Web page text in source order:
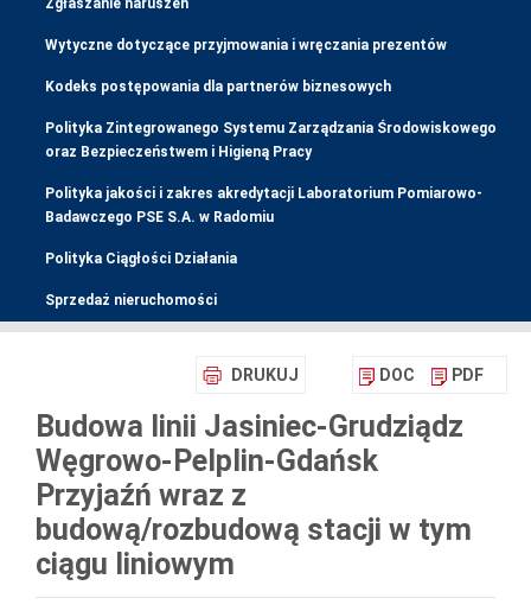
Zgłaszanie naruszeń
Wytyczne dotyczące przyjmowania i wręczania prezentów
Kodeks postępowania dla partnerów biznesowych
Polityka Zintegrowanego Systemu Zarządzania Środowiskowego
oraz Bezpieczeństwem i Higieną Pracy
Polityka jakości i zakres akredytacji Laboratorium Pomiarowo-
Badawczego PSE S.A. w Radomiu
Polityka Ciągłości Działania
Sprzedaż nieruchomości
DRUKUJ DOC PDF
Budowa linii Jasiniec-Grudziądz
Węgrowo-Pelplin-Gdańsk
Przyjaźń wraz z
budową/rozbudową stacji w tym
ciągu liniowym